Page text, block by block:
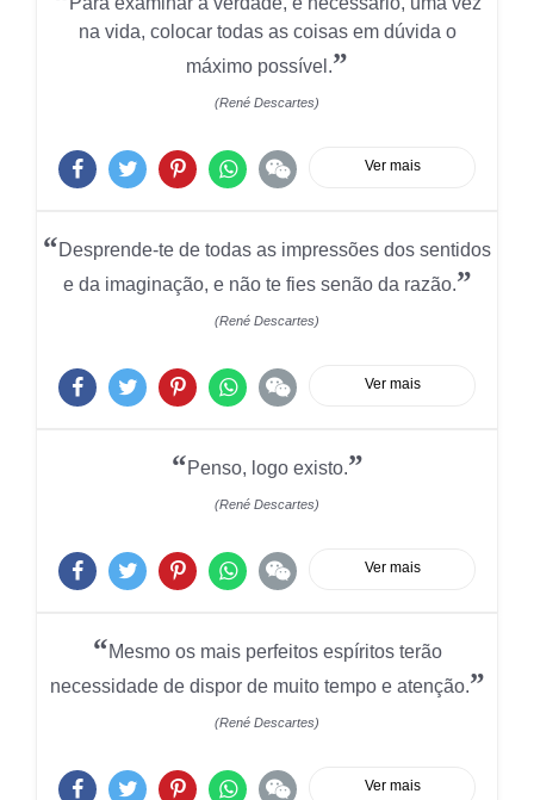
na vida, colocar todas as coisas em dúvida o
máximo possível.”
(René Descartes)
Ver mais
“Desprende-te de todas as impressões dos sentidos
e da imaginação, e não te fies senão da razão.”
(René Descartes)
Ver mais
“Penso, logo existo.”
(René Descartes)
Ver mais
“Mesmo os mais perfeitos espíritos terão
necessidade de dispor de muito tempo e atenção.”
(René Descartes)
Ver mais